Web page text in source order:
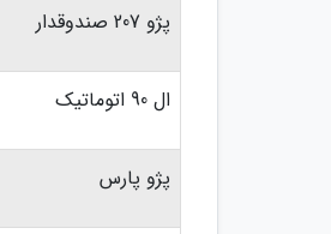
پژو 207 صندوقدار
ال 90 اتوماتیک
پژو پارس